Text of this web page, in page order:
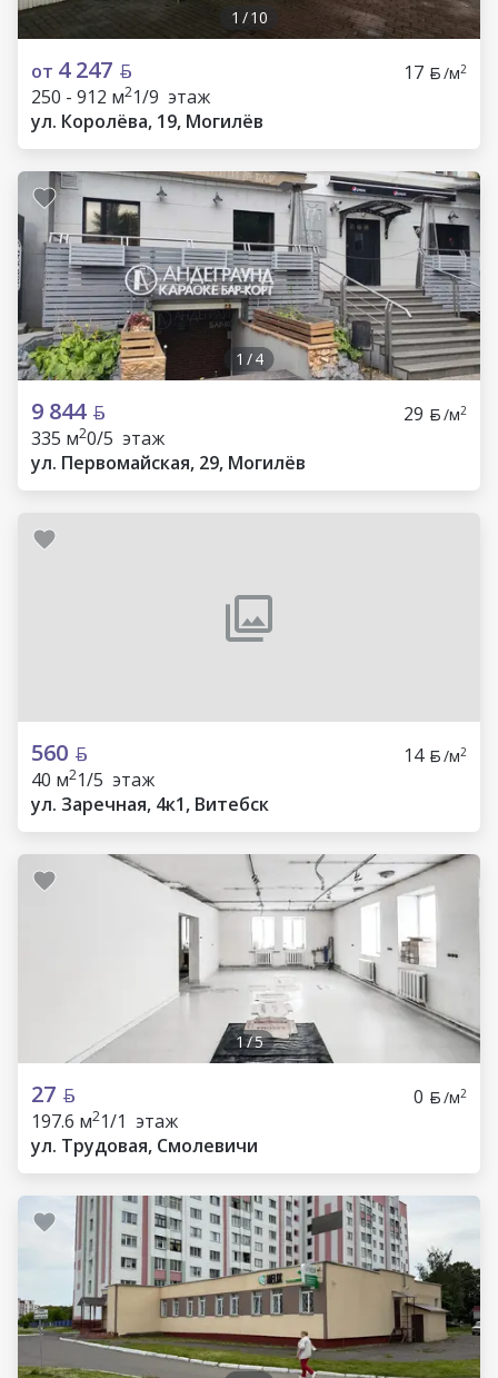
1 /10
от 4 247 17 /м2
250 - 912 м21/9 этаж
ул. Королёва, 19, Могилёв
1 /4
9 844 29 /м2
335 м20/5 этаж
ул. Первомайская, 29, Могилёв
560 14 /м2
40 м21/5 этаж
ул. Заречная, 4к1, Витебск
1/5
27 0 /м2
197.6 м21/1 этаж
ул. Трудовая, Смолевичи